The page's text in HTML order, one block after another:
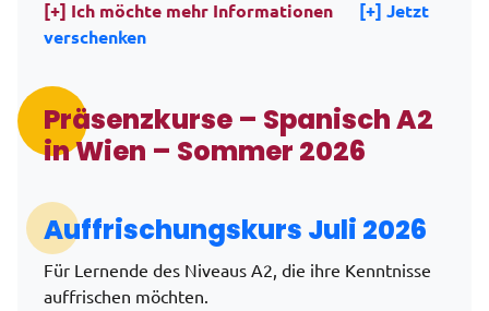
[+] Ich möchte mehr Informationen
[+] Jetzt
verschenken
Präsenzkurse – Spanisch A2
in Wien – Sommer 2026
Auffrischungskurs Juli 2026
Für Lernende des Niveaus A2, die ihre Kenntnisse
auffrischen möchten.